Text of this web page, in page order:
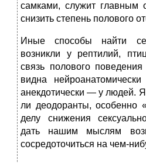
самками, служит главным
снизить степень полового
Иные способы найти
возникли у рептилий,
связь полового
видна
анекдотически — у людей.
ли деодоранты, особенно
делу снижения
дать нашим мыслям
сосредоточиться на чем-